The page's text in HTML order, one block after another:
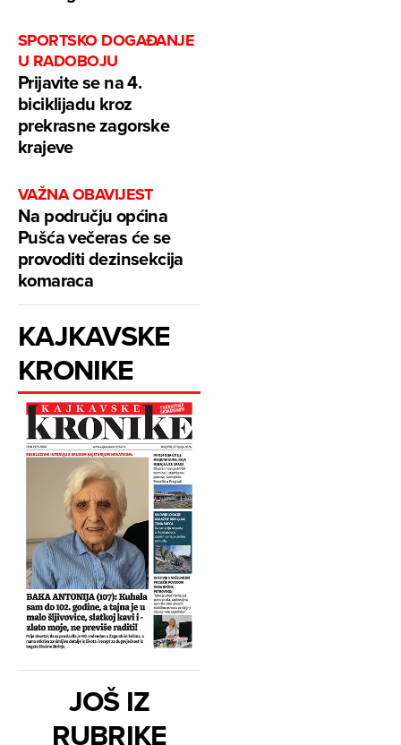
SPORTSKO DOGAĐANJE
U RADOBOJU
Prijavite se na 4.
biciklijadu kroz
prekrasne zagorske
krajeve
VAŽNA OBAVIJEST
Na području općina
Pušća večeras će se
provoditi dezinsekcija
komaraca
KAJKAVSKE
KRONIKE
JOŠ IZ
RUBRIKE